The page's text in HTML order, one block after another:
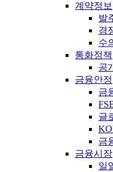
계약정보
발
경
수
통화정책
공
금융안정
금
글
금
금융시장
일